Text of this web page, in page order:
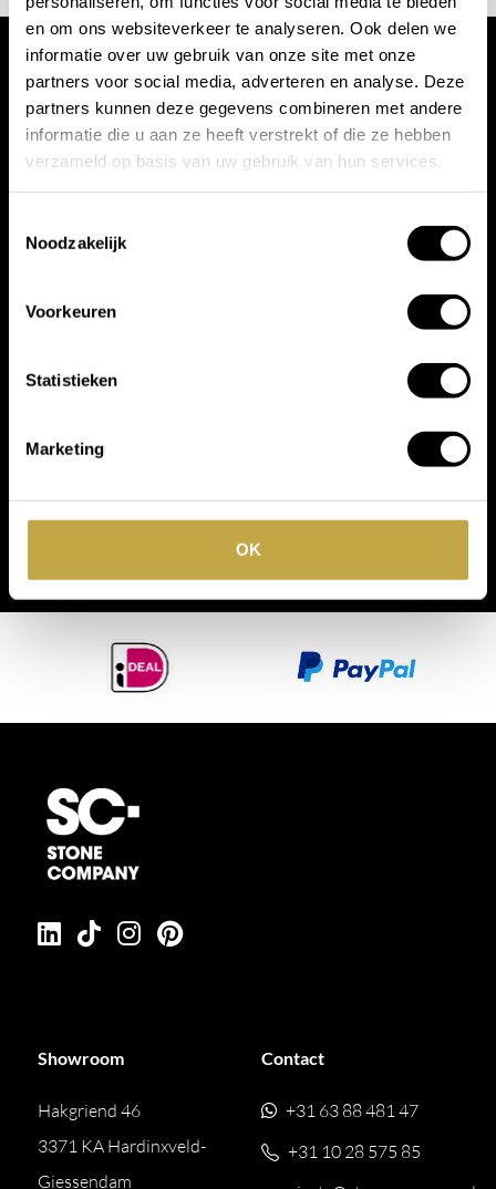
en om ons websiteverkeer te analyseren. Ook delen we
informatie over uw gebruik van onze site met onze
partners voor social media, adverteren en analyse. Deze
partners kunnen deze gegevens combineren met andere
informatie die u aan ze heeft verstrekt of die ze hebben
verzameld op basis van uw gebruik van hun services.
Noodzakelijk
Voorkeuren
Statistieken
Marketing
OK
Wij werken met
toonaangevende
merken
Showroom
Hakgriend 46
3371 KA Hardinxveld-
Giessendam
Contact
+31 63 88 481 47
+31 10 28 575 85